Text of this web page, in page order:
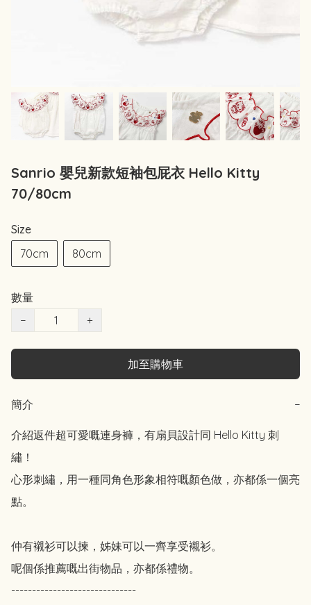
Sanrio 嬰兒新款短袖包屁衣 Hello Kitty
70/80cm
Size
70cm
80cm
數量
−
+
加至購物車
簡介 −
介紹返件超可愛嘅連身褲，有扇貝設計同 Hello Kitty 刺
繡！
心形刺繡，用一種同角色形象相符嘅顏色做，亦都係一個亮
點。
仲有襯衫可以揀，姊妹可以一齊享受襯衫。
呢個係推薦嘅出街物品，亦都係禮物。
------------------------------